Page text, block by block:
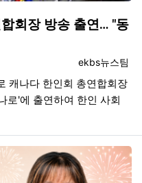
회장 방송 출연… "동
등록자
ekbs뉴스팀
캐나다 한인회 총연합회장
로'에 출연하여 한인 사회